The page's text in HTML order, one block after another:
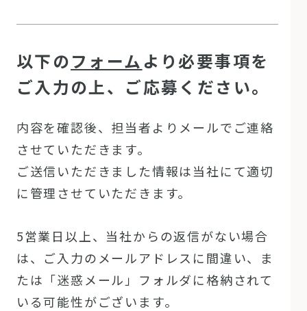
以下のフォーム より必要事項を
ご入力の上、ご応募ください。
内容を確認後、担当者よりメールでご連絡
させていただきます。
ご送信いただきました情報は当社にて適切
に管理させていただきます。
5営業日以上、当社からの返信がない場合
は、ご入力のメールアドレスに間違い、ま
たは「迷惑メール」フォルダに格納されて
いる可能性がございます。